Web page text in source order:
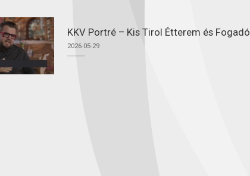
KKV Portré – Kis Tirol Étterem és Fogadó
2026-05-29